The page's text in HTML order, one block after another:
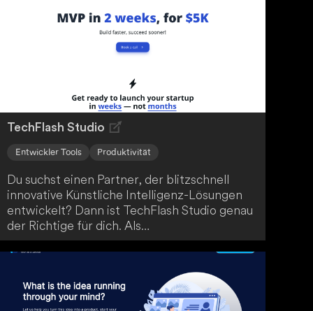
Startup oder kleines Unternehmen, um deine
Geschäftsplanung zu optimieren.
TechFlash Studio
Entwickler Tools Produktivität
Du suchst einen Partner, der blitzschnell
innovative Künstliche Intelligenz-Lösungen
entwickelt? Dann ist TechFlash Studio genau
der Richtige für dich. Als
Softwareentwicklungsfirma, die sich auf KI-
Produkte spezialisiert hat, bieten sie
effiziente Realisierung von KI-Projekten für
Kunden, die Wert auf Schnelligkeit und
technologische Kompetenz legen.